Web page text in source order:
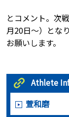
とコメント。次
月20日～）とな
お願いします。
Athlete
萱和磨